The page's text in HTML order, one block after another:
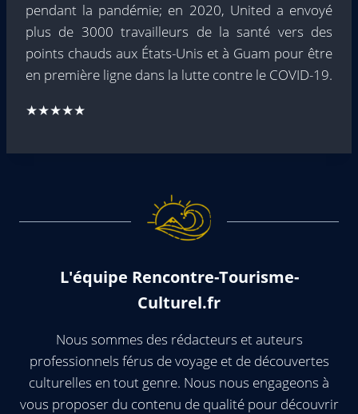
pendant la pandémie; en 2020, United a envoyé
plus de 3000 travailleurs de la santé vers des
points chauds aux États-Unis et à Guam pour être
en première ligne dans la lutte contre le COVID-19.
★★★★★
L'équipe Rencontre-Tourisme-
Culturel.fr
Nous sommes des rédacteurs et auteurs
professionnels férus de voyage et de découvertes
culturelles en tout genre. Nous nous engageons à
vous proposer du contenu de qualité pour découvrir